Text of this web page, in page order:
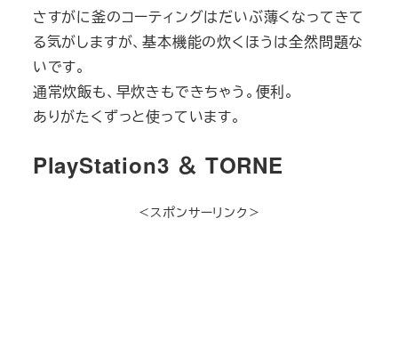
さすがに釜のコーティングはだいぶ薄くなってきて
る気がしますが、基本機能の炊くほうは全然問題な
いです。
通常炊飯も、早炊きもできちゃう。便利。
ありがたくずっと使っています。
PlayStation3 ＆ TORNE
＜スポンサーリンク＞